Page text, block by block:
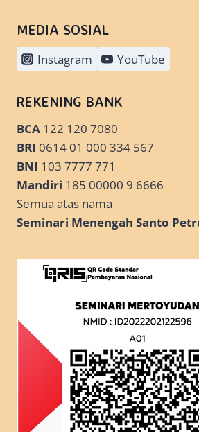
MEDIA SOSIAL
Instagram YouTube
REKENING BANK
BCA 122 120 7080
BRI 0614 01 000 334 567
BNI 103 7777 771
Mandiri 185 00000 9 6666
Semua atas nama
Seminari Menengah Santo